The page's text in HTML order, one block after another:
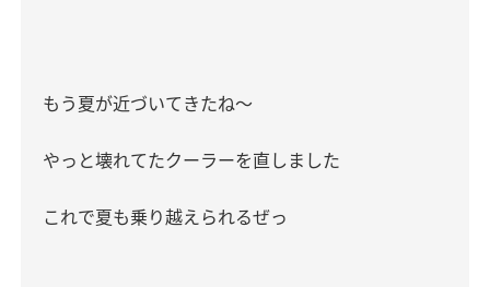
もう夏が近づいてきたね〜
やっと壊れてたクーラーを直しました
これで夏も乗り越えられるぜっ